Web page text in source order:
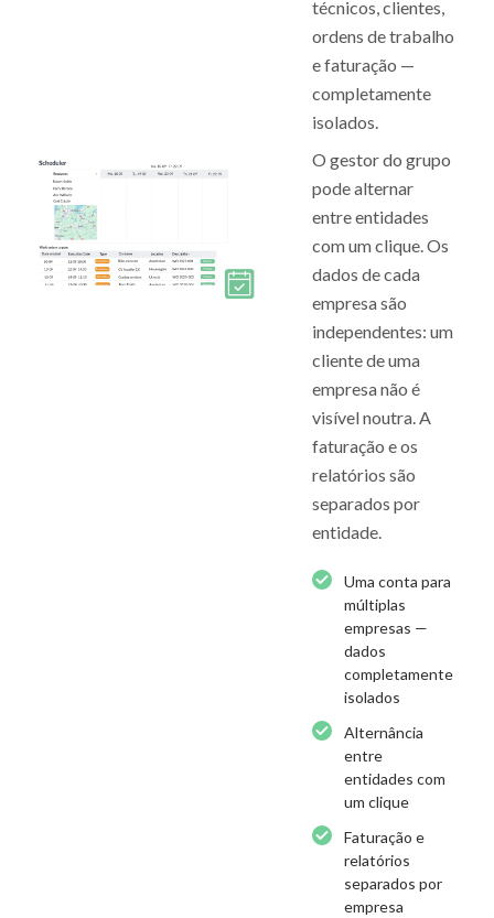
técnicos, clientes,
ordens de trabalho
e faturação —
completamente
isolados.
O gestor do grupo
pode alternar
entre entidades
com um clique. Os
dados de cada
empresa são
independentes: um
cliente de uma
empresa não é
visível noutra. A
faturação e os
relatórios são
separados por
entidade.
Uma conta para
múltiplas
empresas —
dados
completamente
isolados
Alternância
entre
entidades com
um clique
Faturação e
relatórios
separados por
empresa